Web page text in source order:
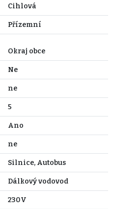
Cihlová
Přízemní
Okraj obce
Ne
ne
5
Ano
ne
Silnice, Autobus
Dálkový vodovod
230V